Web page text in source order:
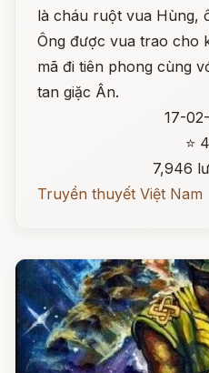
là cháu ruột vua Hùng,
Ông được vua trao cho
mã đi tiên phong cùng
tan giặc Ân.
17-
⭐
7,946
Truyền thuyết Việt Nam